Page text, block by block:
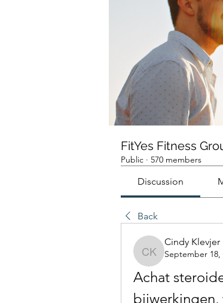
FitYes Fitness
Public · 570 members
Discussion
Back
Cindy Klevjer
Cindy Klevjer
September 18,
Achat
bijwerkingen,